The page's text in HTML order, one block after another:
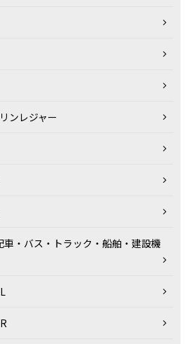
ンレジャー
・バス・トラック・船舶・建設機